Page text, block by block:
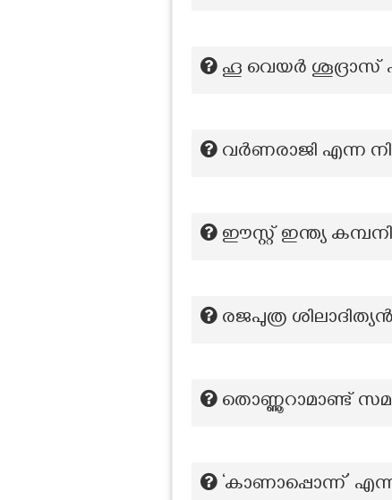
ഹൂ വെയർ ശൂദ്രാസ്
വർണരാജി എന്ന
ഈസ്റ്റ്‌ ഇന്ത്യ
രജപുത്ര
തൊണ്ണൂറാമാണ്ട്
‘കാണാപ്പൊന്ന്’